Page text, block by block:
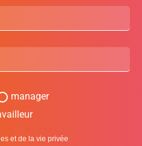
manager
et de la vie privée